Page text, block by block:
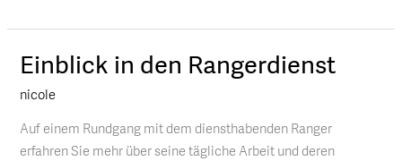
Einblick in den Rangerdienst
nicole
Auf einem Rundgang mit dem diensthabenden Ranger
erfahren Sie mehr über seine tägliche Arbeit und deren
Einblick
den
Rangerdienst